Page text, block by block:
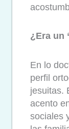
¿Era un
En lo
perfil
jesuitas.
acento
sociales